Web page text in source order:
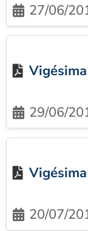
27/06/
29/06/
20/07/